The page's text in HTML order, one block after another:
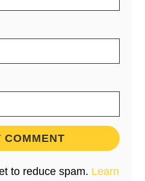
to reduce spam. Learn